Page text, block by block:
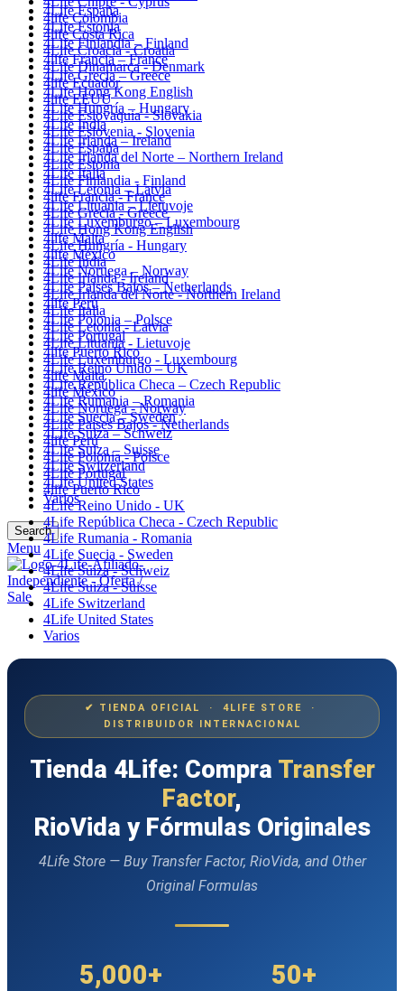
4Life España
4Life Estonia
4Life Finlandia – Finland
4life Francia – France
4Life Grecia – Greece
4Life Hong Kong English
4Life Hungría – Hungary
4Life India
4Life Irlanda – Ireland
4Life Irlanda del Norte – Northern Ireland
4Life Italia
4Life Letonia – Latvia
4Life Lituania – Lietuvoje
4Life Luxemburgo – Luxembourg
4life Malta
4life México
4Life Noruega – Norway
4Life Paises Bajos – Netherlands
4life Perú
4Life Polonia – Polsce
4Life Portugal
4life Puerto Rico
4Life Reino Unido – UK
4Life República Checa – Czech Republic
4Life Rumania – Romania
4Life Suecia – Sweden
4Life Suiza – Schweiz
4Life Suiza – Suisse
4Life Switzerland
4Life United States
Varios
Search
Menu
4life Colombia
4life Costa Rica
4Life Croacia - Croatia
4Life Dinamarca - Denmark
4life Ecuador
4life EEUU
4Life Eslovaquia - Slovakia
4Life Eslovenia - Slovenia
4Life España
4Life Estonia
4Life Finlandia - Finland
4life Francia - France
4Life Grecia - Greece
4Life Hong Kong English
4Life Hungría - Hungary
4Life India
4Life Irlanda - Ireland
4Life Irlanda del Norte - Northern Ireland
4Life Italia
4Life Letonia - Latvia
4Life Lituania - Lietuvoje
4Life Luxemburgo - Luxembourg
4life Malta
4life México
4Life Noruega - Norway
4Life Paises Bajos - Netherlands
4life Perú
4Life Polonia - Polsce
4Life Portugal
4life Puerto Rico
4Life Reino Unido - UK
4Life República Checa - Czech Republic
4Life Rumania - Romania
4Life Suecia - Sweden
4Life Suiza - Schweiz
4Life Suiza - Suisse
4Life Switzerland
4Life United States
Varios
✔ TIENDA OFICIAL · 4LIFE STORE ·
DISTRIBUIDOR INTERNACIONAL
Tienda 4Life: Compra Transfer
Factor,
RioVida y Fórmulas Originales
4Life Store — Buy Transfer Factor, RioVida, and Other
Original Formulas
5,000+ 50+